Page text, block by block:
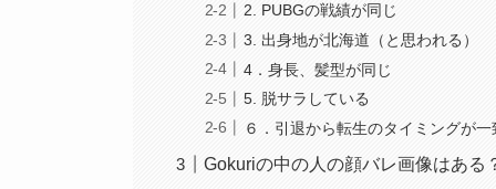
2. PUBGの戦績が同じ
3. 出身地が北海道（と思われる）
4．身長、髪型が同じ
5. 脱サラしている
６．引退から転生のタイミングが一
Gokuriの中の人の顔バレ画像はある